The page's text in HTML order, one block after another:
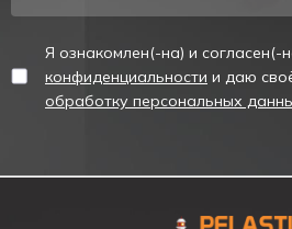
Емкость, А*ч
Максимальное время зарядки
"Аварийный светильник PL EM 2.0
Я ознакомлен(-на) и согласен(-
конфиденциальности и даю
обработку персональных